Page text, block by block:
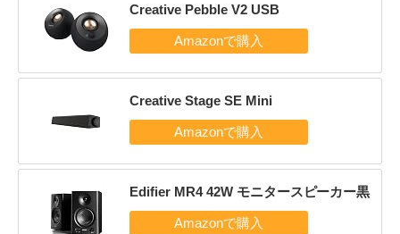
Creative Pebble V2 USB
Creative Stage SE Mini
Edifier MR4 42W モニタースピーカー黒